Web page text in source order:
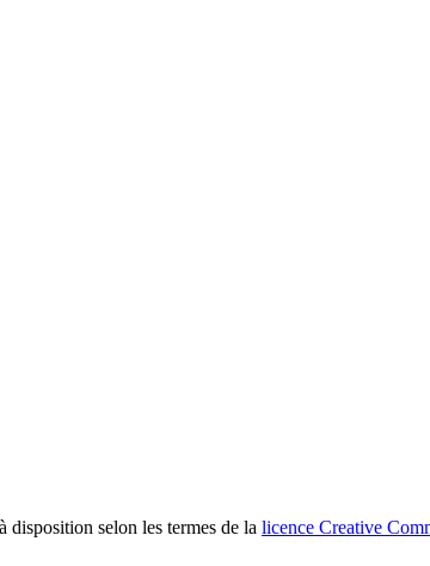
disposition selon les termes de la licence Creative